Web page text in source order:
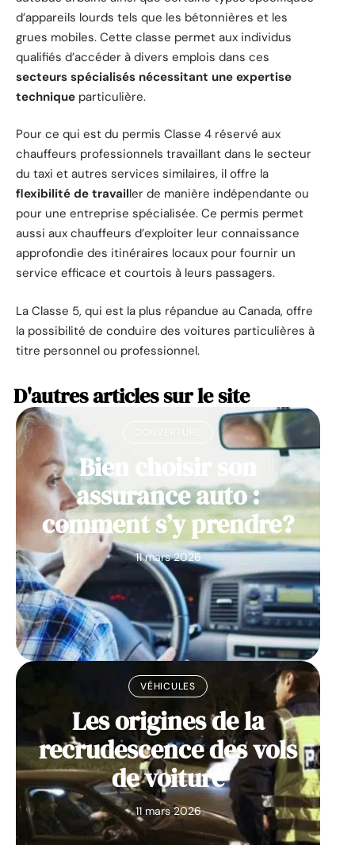
d’appareils lourds tels que les bétonnières et les
grues mobiles. Cette classe permet aux individus
qualifiés d’accéder à divers emplois dans ces
secteurs spécialisés nécessitant une expertise
technique particulière.
Pour ce qui est du permis Classe 4 réservé aux
chauffeurs professionnels travaillant dans le secteur
du taxi et autres services similaires, il offre la
flexibilité de travailler de manière indépendante ou
pour une entreprise spécialisée. Ce permis permet
aussi aux chauffeurs d’exploiter leur connaissance
approfondie des itinéraires locaux pour fournir un
service efficace et courtois à leurs passagers.
La Classe 5, qui est la plus répandue au Canada, offre
la possibilité de conduire des voitures particulières à
titre personnel ou professionnel.
D'autres articles sur le site
Bien choisir son
assurance auto :
comment s’y prendre?
11 mars 2026
VÉHICULES
Les origines de la
recrudescence des vols
de voiture
11 mars 2026